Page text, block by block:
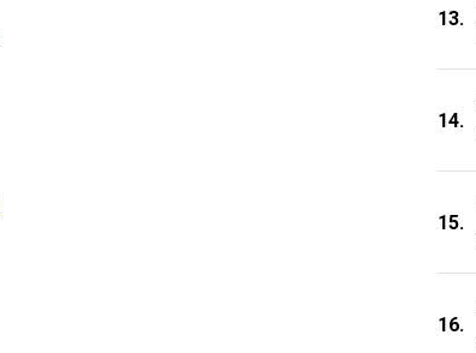
13.
14.
15.
16.